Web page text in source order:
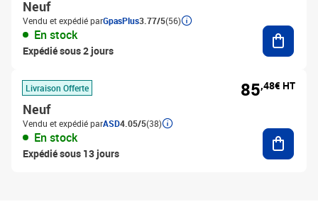
Neuf
Vendu et expédié parGpasPlus3.77/5(56)
En stock
Expédié sous 2 jours
Livraison Offerte
Neuf
Vendu et expédié parASD4.05/5(38)
En stock
Expédié sous 13 jours
85,48€ HT